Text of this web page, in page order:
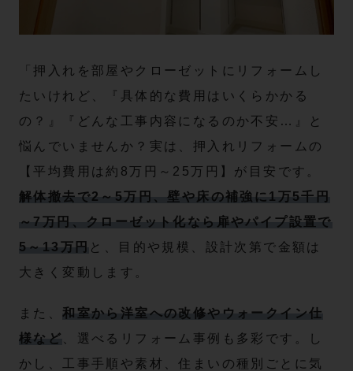
「押入れを部屋やクローゼットにリフォームし
たいけれど、『具体的な費用はいくらかかる
の？』『どんな工事内容になるのか不安…』と
悩んでいませんか？実は、押入れリフォームの
【平均費用は約8万円～25万円】が目安です。
解体撤去で2～5万円、壁や床の補強に1万5千円
～7万円、クローゼット化なら扉やパイプ設置で
5～13万円 と、目的や規模、設計次第で金額は
大きく変動します。
また、和室から洋室への改修やウォークイン仕
様など
、選べるリフォーム事例も多彩です。し
かし、工事手順や素材、住まいの種別ごとに気